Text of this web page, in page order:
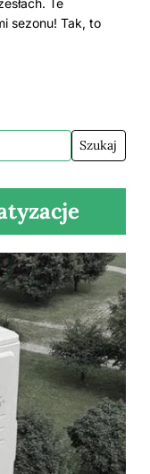
Te
sezonu! Tak, to